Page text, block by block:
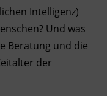
Intelligenz)
Und was
Beratung und die
der